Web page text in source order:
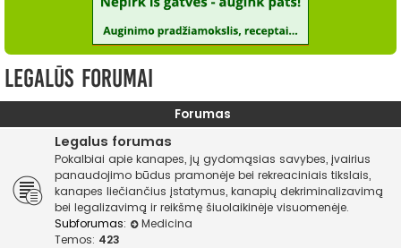
Legalūs forumai
Forumas
Legalus forumas
Pokalbiai apie kanapes, jų gydomąsias savybes, įvairius
panaudojimo būdus pramonėje bei rekreaciniais tikslais,
kanapes liečiančius įstatymus, kanapių dekriminalizavimą
bei legalizavimą ir reikšmę šiuolaikinėje visuomenėje.
Subforumas:
Medicina
Temos: 423